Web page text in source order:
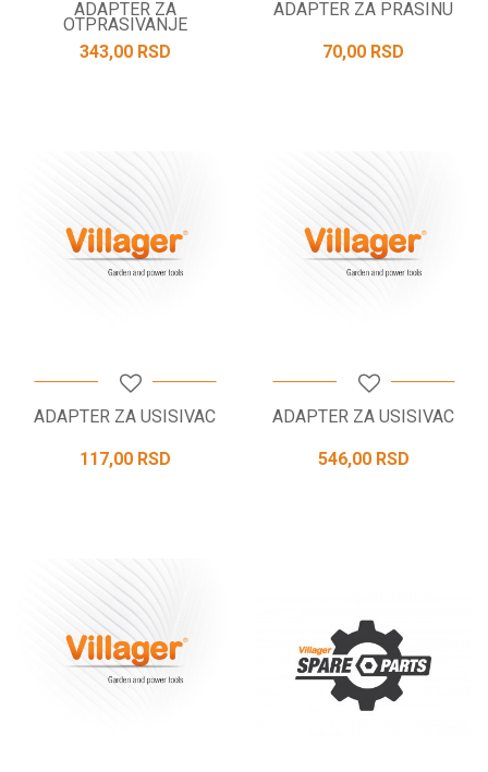
ADAPTER ZA
OTPRASIVANJE
343,00 RSD
ADAPTER ZA PRASINU
70,00 RSD
ADAPTER ZA USISIVAC
117,00 RSD
ADAPTER ZA USISIVAC
546,00 RSD